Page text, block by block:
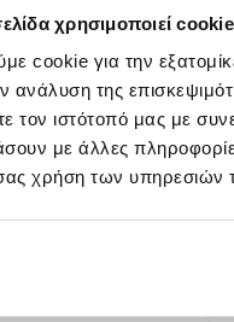
χρησιμοποιεί
cookie για την
ανάλυση της
τον ιστότοπό μας με
με άλλες
χρήση των υπηρεσιών
Εταιρία
για την
μεγέθη για